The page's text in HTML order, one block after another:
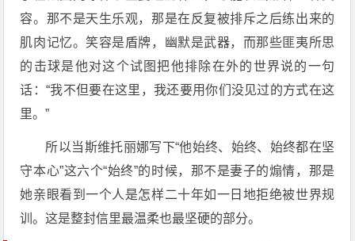
容。那不是天生乐观，那是在反复被排斥之后练出来的
肌肉记忆。笑容是盾牌，幽默是武器，而那些匪夷所思
的击球是他对这个试图把他排除在外的世界说的一句
话：“我不但要在这里，我还要用你们没见过的方式在这
里。”
所以当斯维托丽娜写下“他始终、始终、始终都在坚
守本心”这六个“始终”的时候，那不是妻子的煽情，那是
她亲眼看到一个人是怎样二十年如一日地拒绝被世界规
训。这是整封信里最温柔也最坚硬的部分。